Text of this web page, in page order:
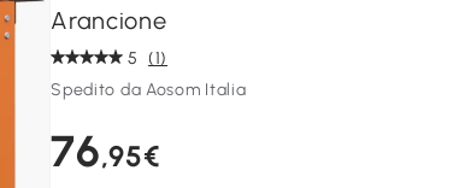
Arancione
5 (1)
Spedito da Aosom Italia
76,95€